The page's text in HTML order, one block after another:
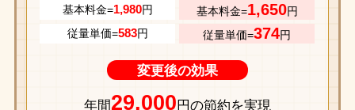
基本料金=1,980円 基本料金=1,650円
従量単価=583円 従量単価=374円
変更後の効果
年間29,000 円の節約を実現